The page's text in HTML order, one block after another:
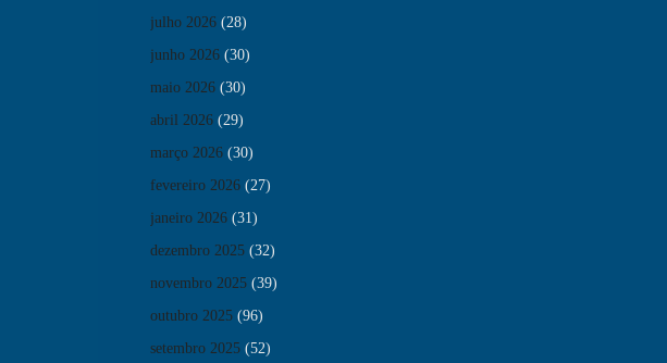
julho 2026 (28)
junho 2026 (30)
maio 2026 (30)
abril 2026 (29)
março 2026 (30)
fevereiro 2026 (27)
janeiro 2026 (31)
dezembro 2025 (32)
novembro 2025 (39)
outubro 2025 (96)
setembro 2025 (52)